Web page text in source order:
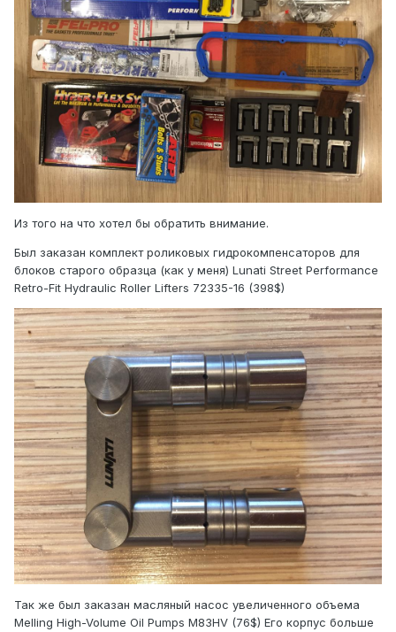
Из того на что хотел бы обратить внимание.
Был заказан комплект роликовых гидрокомпенсаторов для
блоков старого образца (как у меня) Lunati Street Performance
Retro-Fit Hydraulic Roller Lifters 72335-16 (398$)
Так же был заказан масляный насос увеличенного объема
Melling High-Volume Oil Pumps M83HV (76$) Его корпус больше